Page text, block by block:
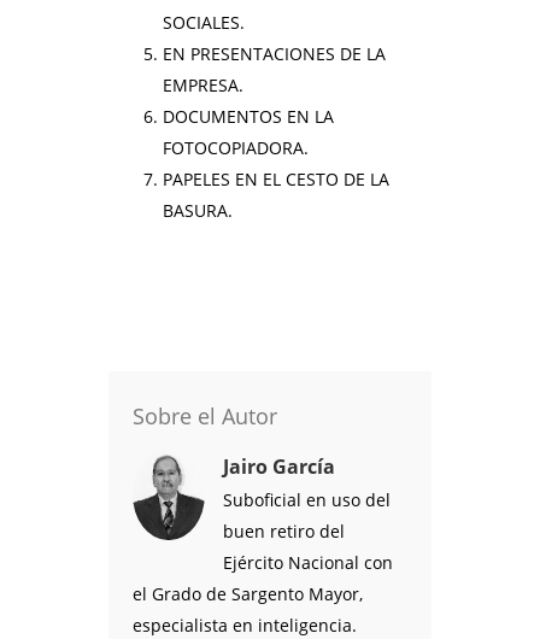
SOCIALES.
EN PRESENTACIONES DE LA
EMPRESA.
DOCUMENTOS EN LA
FOTOCOPIADORA.
PAPELES EN EL CESTO DE LA
BASURA.
Sobre el Autor
Jairo García
Suboficial en uso del
buen retiro del
Ejército Nacional con
el Grado de Sargento Mayor,
especialista en inteligencia.